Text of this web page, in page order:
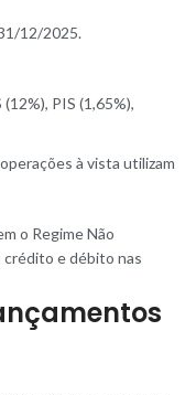
12/2025.
PIS (1,65%),
à vista utilizam
o Regime Não
e débito nas